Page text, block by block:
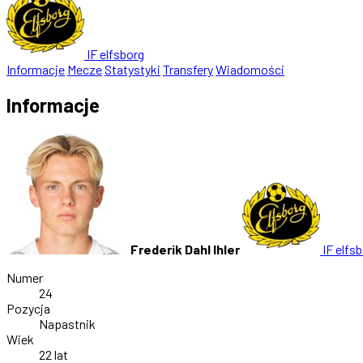
IF elfsborg
Informacje MeczeStatystyki TransferyWiadomości
Informacje
Frederik Dahl Ihler
IF
Numer
24
Pozycja
Napastnik
Wiek
22 lat